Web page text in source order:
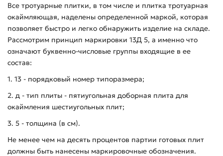
Все тротуарные плитки, в том числе и плитка тротуарная
окаймляющая, наделены определенной маркой, которая
позволяет быстро и легко обнаружить изделие на складе.
Рассмотрим принцип маркировки 13Д 5, а именно что
означают буквенно-числовые группы входящие в ее
состав:
1. 13 - порядковый номер типоразмера;
2. д - тип плиты - пятиугольная доборная плита для
окаймления шестиугольных плит;
3. 5 - толщина (в см).
Не менее чем на десять процентов партии готовых плит
должны быть нанесены маркировочные обозначения.